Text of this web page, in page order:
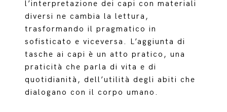
l’interpretazione dei capi con materiali
diversi ne cambia la lettura,
trasformando il pragmatico in
sofisticato e viceversa. L’aggiunta di
tasche ai capi è un atto pratico, una
praticità che parla di vita e di
quotidianità, dell’utilità degli abiti che
dialogano con il corpo umano.